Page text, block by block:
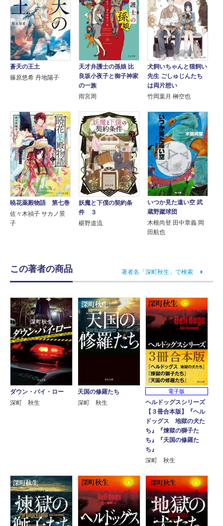
蒼天の王土
篠原悠希 丹地陽子
天才弁護士の孫娘 比
良坂小夜子と御子神家
の一族
雨宮周
犬飼いちゃんと猫飼い
先生 ごしゅじんたち
は両片想い
竹岡葉月 榊空也
暁花薬殿物語 第七巻
佐々木禎子 サカノ景
子
妖魔と下僕の契約条
件 ３
椹野道流
いつか見た遠い空 武
蔵野蹴球団
木根尚登 田中章義 岡
田航也
この著者の商品 著者名「深町秋生」で検索
ダウン・バイ・ロー
深町 秋生
天国の修羅たち
深町 秋生
電子版
ヘルドッグスシリーズ
【３冊合本版】『ヘル
ドッグス 地獄の犬た
ち』『煉獄の獅子た
ち』『天国の修羅た
ち』
深町 秋生